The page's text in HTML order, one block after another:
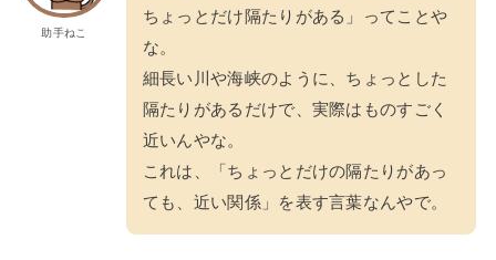
助手ねこ
ちょっとだけ隔たりがある」ってことや
な。
細長い川や海峡のように、ちょっとした
隔たりがあるだけで、実際はものすごく
近いんやな。
これは、「ちょっとだけの隔たりがあっ
ても、近い関係」を表す言葉なんやで。